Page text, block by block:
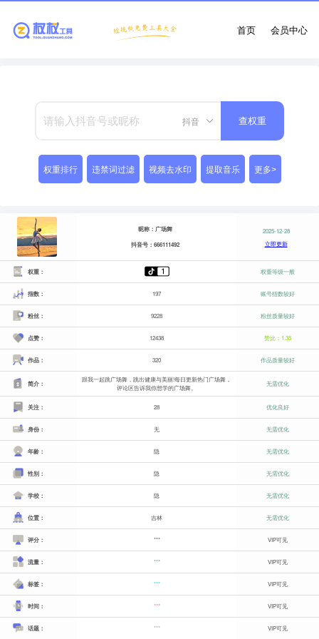
会员中心
首页
抖音 查权重
权重排行 违禁词过滤 视频去水印 提取音乐 更多>
昵称：广场舞
抖音号：666111492
2025-12-28
立即更新
权重： 权重等级一般
指数： 197 账号指数较好
粉丝： 9228 粉丝质量较好
点赞： 12438 赞比：1.35
作品： 320 作品质量较好
简介：
跟我一起跳广场舞，跳出健康与美丽!每日更新热门广场舞，
评论区告诉我你想学的广场舞。
无需优化
关注： 28 优化良好
身份： 无 无需优化
年龄： 隐 无需优化
性别： 隐 无需优化
学校： 隐 无需优化
位置： 吉林 无需优化
评分： *** VIP可见
流量： *** VIP可见
标签： *** VIP可见
时间： *** VIP可见
话题： *** VIP可见